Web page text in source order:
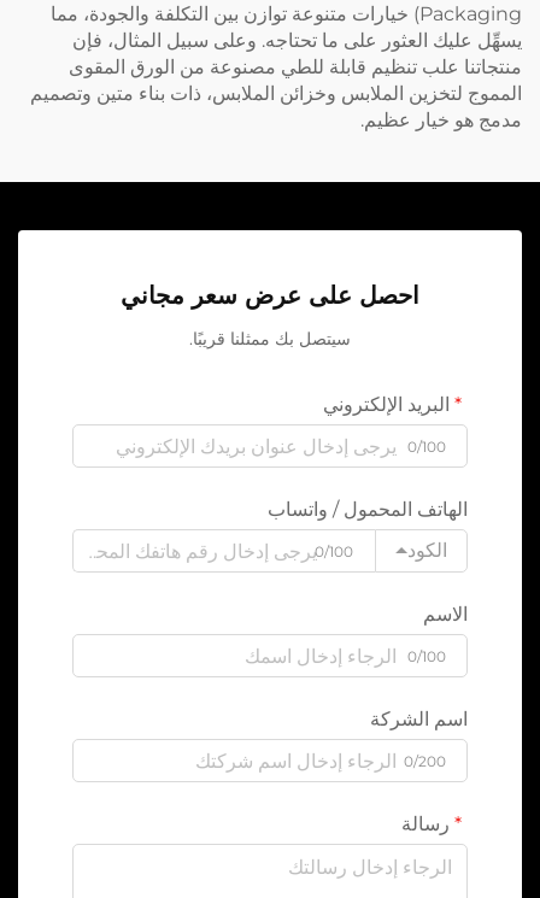
Packaging) خيارات متنوعة توازن بين التكلفة والجودة، مما
يسهِّل عليك العثور على ما تحتاجه. وعلى سبيل المثال، فإن
منتجاتنا علب تنظيم قابلة للطي مصنوعة من الورق المقوى
المموج لتخزين الملابس وخزائن الملابس، ذات بناء متين وتصميم
مدمج هو خيار عظيم.
احصل على عرض سعر مجاني
سيتصل بك ممثلنا قريبًا.
البريد الإلكتروني
0/100
الهاتف المحمول / واتساب
الكود
0/100
الاسم
0/100
اسم الشركة
0/200
رسالة